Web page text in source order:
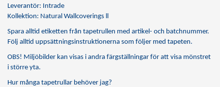
Leverantör: Intrade
Kollektion: Natural Wallcoverings ll
Spara alltid etiketten från tapetrullen med artikel- och batchnummer.
Följ alltid uppsättningsinstruktionerna som följer med tapeten.
OBS! Miljöbilder kan visas i andra färgställningar för att visa mönstret
i större yta.
Hur många tapetrullar behöver jag?